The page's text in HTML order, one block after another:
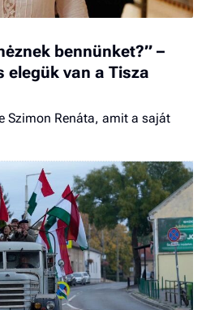
bennünket?” –
elegük van a Tisza
Szimon Renáta, amit a saját